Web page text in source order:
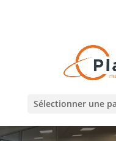
Sélectionner une